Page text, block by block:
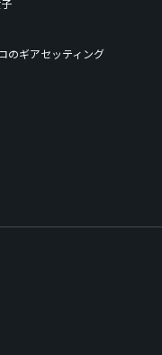
のギアセッティング